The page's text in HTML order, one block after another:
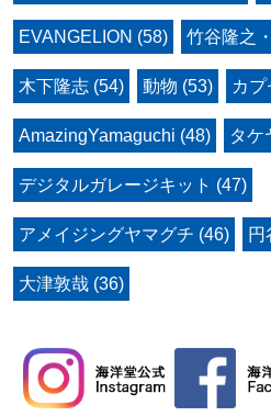
EVANGELION (58) 竹谷隆之
木下隆志 (54) 動物 (53) カ
AmazingYamaguchi (48) タケ
デジタルガレージキット (47)
アメイジングヤマグチ (46) 円
大津敦哉 (36)